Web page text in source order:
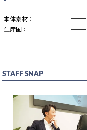
本体素材：
生産国：
STAFF SNAP